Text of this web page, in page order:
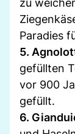
zu
Paradies
5.
gefüllten
vor 900
gefüllt.
6.